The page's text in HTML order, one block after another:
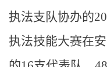
执法支队协办的
执法技能大赛在